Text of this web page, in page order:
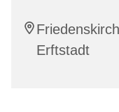
Erftstadt